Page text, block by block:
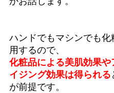
ハンドでもマシンでも化
用するので、
化粧品による美肌効果や
イジング効果は得られる
が前提です。